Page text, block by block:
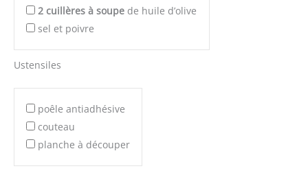
2 cuillères à soupe de huile d’olive
sel et poivre
Ustensiles
poêle antiadhésive
couteau
planche à découper